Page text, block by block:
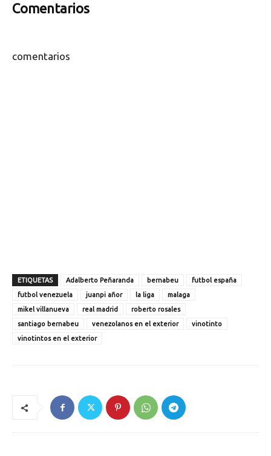
Comentarios
comentarios
ETIQUETAS Adalberto Peñaranda bernabeu
futbol españa
futbol venezuela
juanpi añor la liga
malaga
mikel villanueva
real madrid
roberto rosales
santiago bernabeu
venezolanos en el exterior
vinotinto
vinotintos en el exterior